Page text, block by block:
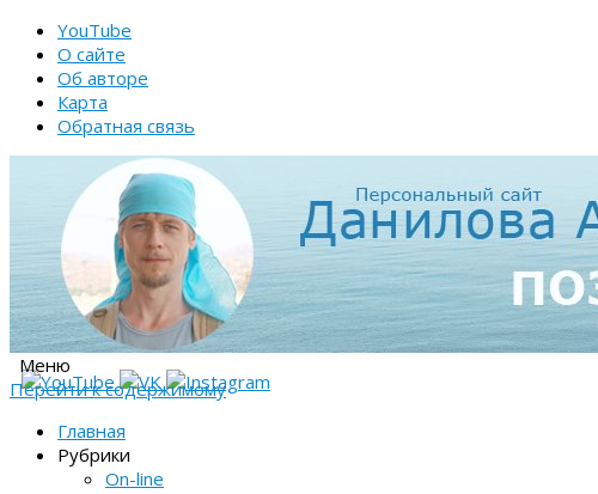
YouTube
О сайте
Об авторе
Карта
Обратная связь
Меню
Перейти к содержимому
Главная
Рубрики
On-line